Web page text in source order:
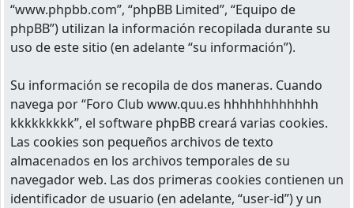
“www.phpbb.com”, “phpBB Limited”, “Equipo de
phpBB”) utilizan la información recopilada durante su
uso de este sitio (en adelante “su información”).
Su información se recopila de dos maneras. Cuando
navega por “Foro Club www.quu.es hhhhhhhhhhhh
kkkkkkkkk”, el software phpBB creará varias cookies.
Las cookies son pequeños archivos de texto
almacenados en los archivos temporales de su
navegador web. Las dos primeras cookies contienen un
identificador de usuario (en adelante, “user-id”) y un